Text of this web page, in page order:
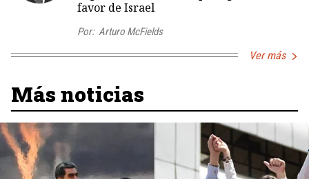
favor de Israel
Por: Arturo McFields
Ver más
Más noticias